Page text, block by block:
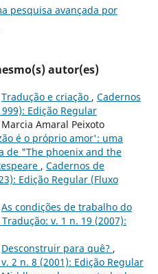
pesquisa avançada por
autor(es)
Tradução e criação , Cadernos
Edição Regular
Amaral Peixoto
é o próprio amor': uma
de "The phoenix and the
, Cadernos de
Edição Regular (Fluxo
As condições de trabalho do
v. 1 n. 19 (2007):
Desconstruir para quê? ,
2 n. 8 (2001): Edição Regular